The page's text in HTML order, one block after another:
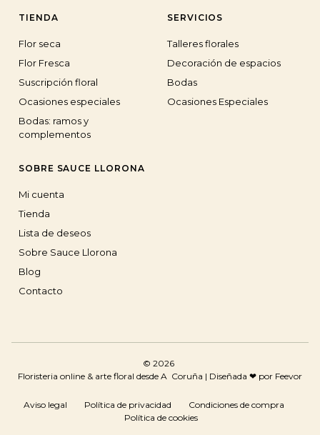
TIENDA
Flor seca
Flor Fresca
Suscripción floral
Ocasiones especiales
Bodas: ramos y
complementos
SERVICIOS
Talleres florales
Decoración de espacios
Bodas
Ocasiones Especiales
SOBRE SAUCE LLORONA
Mi cuenta
Tienda
Lista de deseos
Sobre Sauce Llorona
Blog
Contacto
© 2026
Floristeria online & arte floral desde A Coruña | Diseñada ❤ por Feevor
Aviso legal Política de privacidad
Condiciones de compra
Política de cookies